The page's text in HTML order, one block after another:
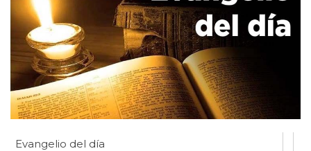
Evangelio del día